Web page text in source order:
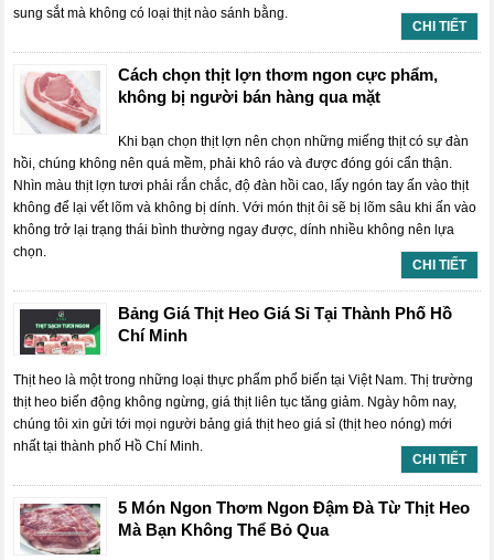
sung sắt mà không có loại thịt nào sánh bằng.
CHI TIẾT
Cách chọn thịt lợn thơm ngon cực phẩm,
không bị người bán hàng qua mặt
Khi bạn chọn thịt lợn nên chọn những miếng thịt có sự đàn
hồi, chúng không nên quá mềm, phải khô ráo và được đóng gói cẩn thận.
Nhìn màu thịt lợn tươi phải rắn chắc, độ đàn hồi cao, lấy ngón tay ấn vào thịt
không để lại vết lõm và không bị dính. Với món thịt ôi sẽ bị lõm sâu khi ấn vào
không trở lại trạng thái bình thường ngay được, dính nhiều không nên lựa
chọn.
CHI TIẾT
Bảng Giá Thịt Heo Giá Sỉ Tại Thành Phố Hồ
Chí Minh
Thịt heo là một trong những loại thực phẩm phổ biến tại Việt Nam. Thị trường
thịt heo biến động không ngừng, giá thịt liên tục tăng giảm. Ngày hôm nay,
chúng tôi xin gửi tới mọi người bảng giá thịt heo giá sỉ (thịt heo nóng) mới
nhất tại thành phố Hồ Chí Minh.
CHI TIẾT
5 Món Ngon Thơm Ngon Đậm Đà Từ Thịt Heo
Mà Bạn Không Thể Bỏ Qua